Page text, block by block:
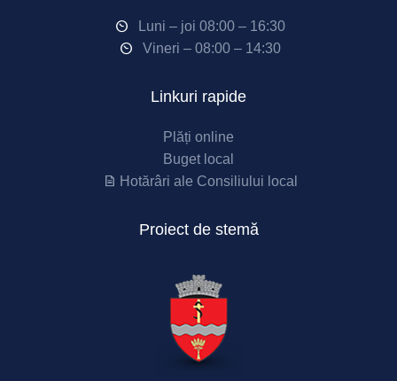
Luni – joi 08:00 – 16:30
Vineri – 08:00 – 14:30
Linkuri rapide
Plăți online
Buget local
Hotărâri ale Consiliului local
Proiect de stemă